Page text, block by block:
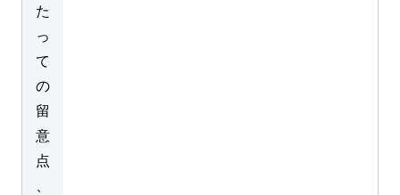
た
っ
て
の
留
意
点